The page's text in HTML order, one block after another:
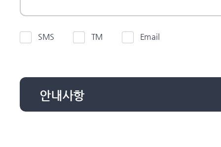
금액×-10%)
2. 이용 개월수(사용 개월수)
SMS TM Email
안내사항